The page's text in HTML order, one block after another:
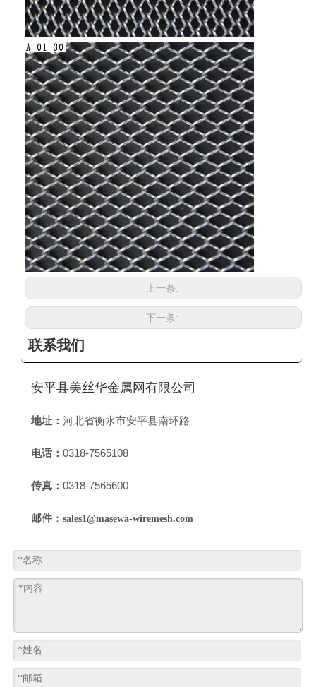
上一条:
下一条:
联系我们
安平县美丝华金属网有限公司
地址： 河北省衡水市安平县南环路
电话： 0318-7565108
传真： 0318-7565600
邮件 ： sales1@masewa-wiremesh.com